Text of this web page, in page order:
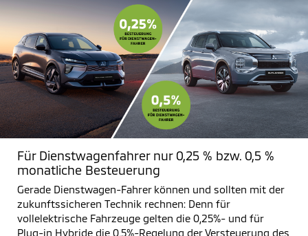
Für Dienstwagenfahrer nur 0,25 % bzw. 0,5 %
monatliche Besteuerung
Gerade Dienstwagen-Fahrer können und sollten mit der
zukunftssicheren Technik rechnen: Denn für
vollelektrische Fahrzeuge gelten die 0,25%- und für
Plug-in Hybride die 0,5%-Regelung der Versteuerung des